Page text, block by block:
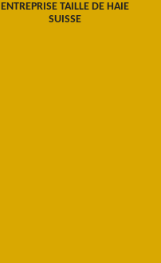
ENTREPRISE TAILLE DE HAIE
SUISSE